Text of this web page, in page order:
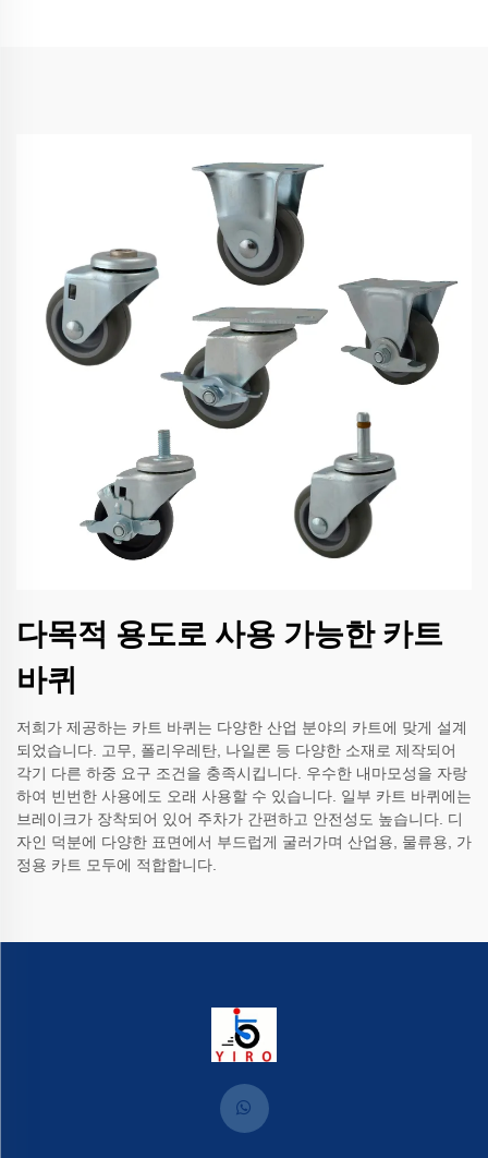
다목적 용도로 사용 가능한 카트
바퀴
저희가 제공하는 카트 바퀴는 다양한 산업 분야의 카트에 맞게 설계
되었습니다. 고무, 폴리우레탄, 나일론 등 다양한 소재로 제작되어
각기 다른 하중 요구 조건을 충족시킵니다. 우수한 내마모성을 자랑
하여 빈번한 사용에도 오래 사용할 수 있습니다. 일부 카트 바퀴에는
브레이크가 장착되어 있어 주차가 간편하고 안전성도 높습니다. 디
자인 덕분에 다양한 표면에서 부드럽게 굴러가며 산업용, 물류용, 가
정용 카트 모두에 적합합니다.